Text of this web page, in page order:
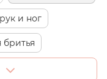
и ног
бритья
солнца для тела